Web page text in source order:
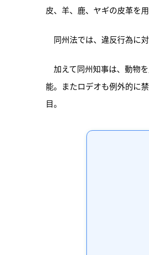
皮、羊、鹿、ヤギの皮革を
同州法では、違反行為に
加えて同州知事は、動物
能。またロデオも例外的に
目。